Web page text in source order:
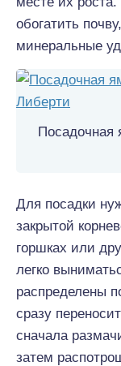
обогатить
минеральные
Посадочная
Для посадки
закрытой
горшках или
легко
распределены
сразу
сначала
затем